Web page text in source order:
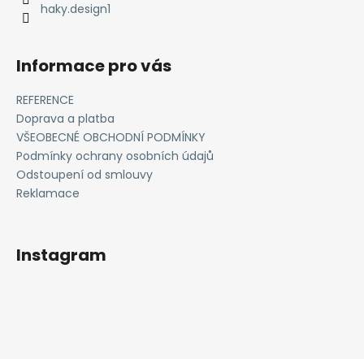
u
haky.design1
Informace pro vás
REFERENCE
Doprava a platba
VŠEOBECNÉ OBCHODNÍ PODMÍNKY
Podmínky ochrany osobních údajů
Odstoupení od smlouvy
Reklamace
Instagram